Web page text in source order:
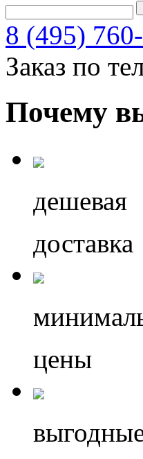
8 (495)
Заказ по
Почему
дешевая
доставка
цены